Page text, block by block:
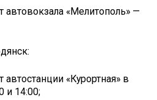
автовокзала «Мелитополь» —
«Курортная» в
и 14:00;